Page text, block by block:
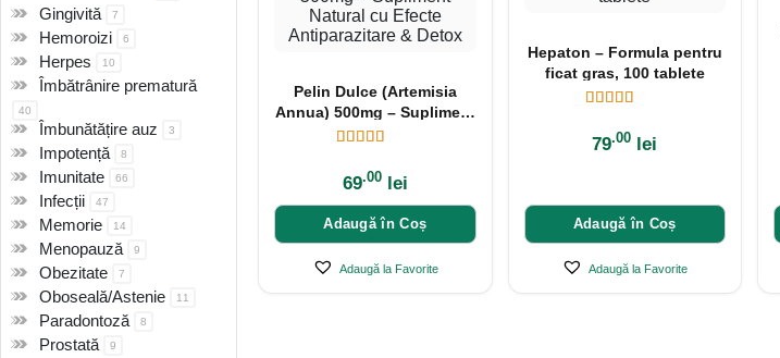
Gingivită 7
Hemoroizi 6
Herpes 10
Îmbătrânire prematură
40
Îmbunătățire auz 3
Impotență 8
Imunitate 66
Infecții 47
Memorie 14
Menopauză 9
Obezitate 7
Oboseală/Astenie 11
Paradontoză 8
Prostată 9
Pelin Dulce (Artemisia
Annua) 500mg – Supliment
Natural cu Efecte
69.00 lei
Adaugă în Coș
Adaugă la Favorite
Hepaton – Formula pentru
ficat gras, 100 tablete
79.00 lei
Adaugă în Coș
Adaugă la Favorite